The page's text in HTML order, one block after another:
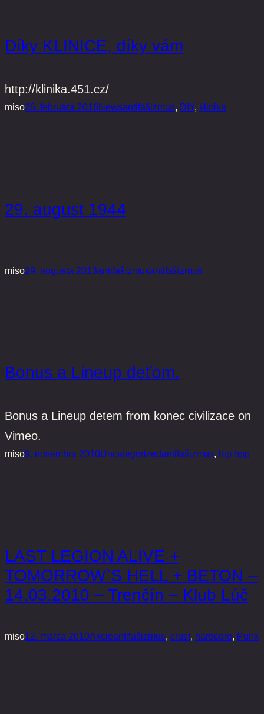
Díky KLINICE, díky vám
http://klinika.451.cz/
miso26. februára 2016Newsantifašizmus, DIY, klinika
29. august 1944
miso29. augusta 2013antifašizmusantifašizmus
Bonus a Lineup deťom.
Bonus a Lineup detem from konec civilizace on
Vimeo.
miso9. novembra 2010Uncategorizedantifašizmus, hip hop
LAST LEGION ALIVE +
TOMORROW`S HELL + BETON –
14.03.2010 – Trenčín – Klub Lúč
miso12. marca 2010Akcieantifašizmus, crust, hardcore, Punk